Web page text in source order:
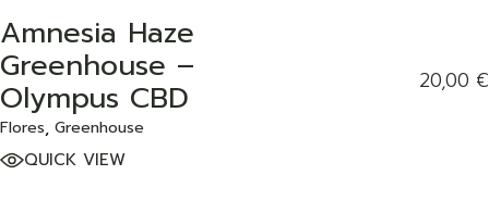
ADD TO WISHLIST
Amnesia Haze
Greenhouse –
Olympus CBD
Flores Greenhouse
20,00 €
QUICK VIEW